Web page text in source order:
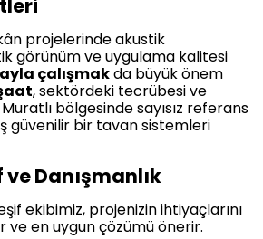
projelerinde akustik
görünüm ve uygulama kalitesi
çalışmakda büyük önem
, sektördeki tecrübesi ve
bölgesinde sayısız referans
güvenilir bir tavan sistemleri
Danışmanlık
ekibimiz, projenizin ihtiyaçlarını
ve en uygun çözümü önerir.